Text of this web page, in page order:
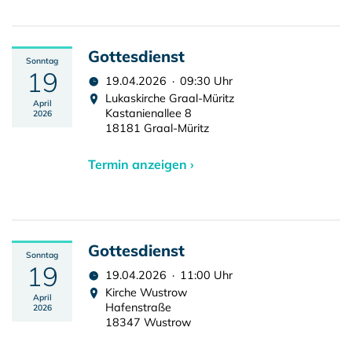
Sonntag
19
April
2026
Gottesdienst
19.04.2026 · 09:30 Uhr
Lukaskirche Graal-Müritz
Kastanienallee 8
18181 Graal-Müritz
Termin anzeigen ›
Sonntag
19
April
2026
Gottesdienst
19.04.2026 · 11:00 Uhr
Kirche Wustrow
Hafenstraße
18347 Wustrow